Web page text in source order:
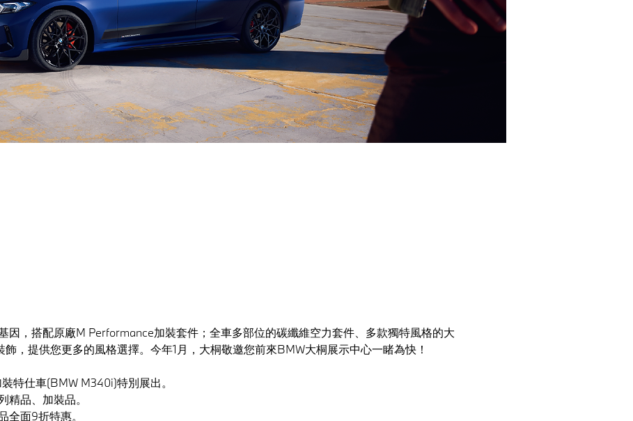
因，搭配原廠M Performance加裝套件；全車多部位的碳纖維空力套件、多款獨特風格的大
飾，提供您更多的風格選擇。今年1月，大桐敬邀您前來BMW大桐展示中心一睹為快！
特仕車(BMW M340i)特別展出。
精品、加裝品。
全面9折特惠。